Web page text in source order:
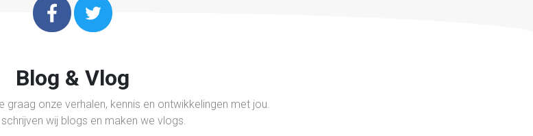
Blog & Vlog
graag onze verhalen, kennis en ontwikkelingen met jou.
wij blogs en maken we vlogs.